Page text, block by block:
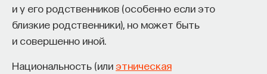
и у его родственников (особенно если это
близкие родственники), но может быть
и совершенно иной.
Национальность (илиэтническая